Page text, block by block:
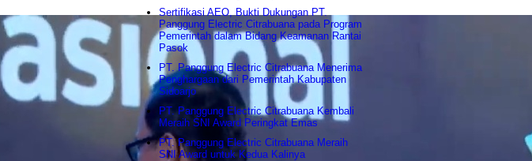
Sertifikasi AEO, Bukti Dukungan PT.
Panggung Electric Citrabuana pada Program
Pemerintah dalam Bidang Keamanan Rantai
Pasok
PT. Panggung Electric Citrabuana Menerima
Penghargaan dari Pemerintah Kabupaten
Sidoarjo
PT. Panggung Electric Citrabuana Kembali
Meraih SNI Award Peringkat Emas
PT. Panggung Electric Citrabuana Meraih
SNI Award untuk Kedua Kalinya